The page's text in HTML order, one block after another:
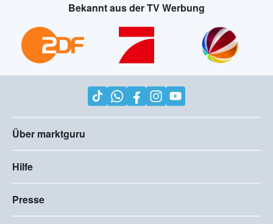
Bekannt aus der TV Werbung
Über marktguru
Hilfe
Presse